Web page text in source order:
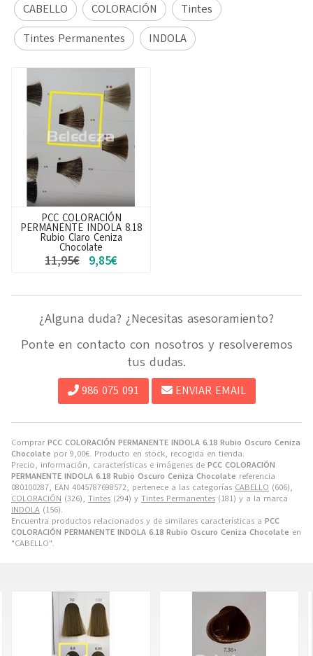
Comprar PCC COLORACIÓN PERMANENTE INDOLA 6.18 Rubio Oscuro Ceniza
Chocolate por 9,00€. Producto en stock, recogida en tienda.
Precio, información, características e imágenes de PCC COLORACIÓN
PERMANENTE INDOLA 6.18 Rubio Oscuro Ceniza Chocolate referencia
080100287, EAN 4045787698572, pertenece a las categorías CABELLO (606),
COLORACIÓN (326), Tintes (294) y Tintes Permanentes (181) y a la marca
INDOLA (156).
Encuentra productos relacionados y de similares características a PCC
COLORACIÓN PERMANENTE INDOLA 6.18 Rubio Oscuro Ceniza Chocolate en
"CABELLO".
CABELLO
COLORACIÓN
Tintes
Tintes Permanentes
INDOLA
PCC COLORACIÓN
PERMANENTE INDOLA 8.18
Rubio Claro Ceniza
Chocolate
11,95€ 9,85€
¿Alguna duda? ¿Necesitas asesoramiento?
Ponte en contacto con nosotros y resolveremos
tus dudas.
986 075 091 ENVIAR EMAIL